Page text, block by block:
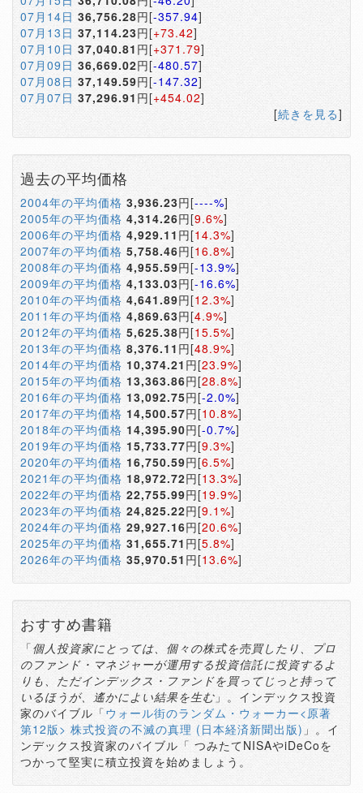
07月14日 36,756.28円[-357.94]
07月13日 37,114.23円[+73.42]
07月10日 37,040.81 円[+371.79]
07月09日 36,669.02円[-480.57]
07月08日 37,149.59円[-147.32]
07月07日 37,296.91円[+454.02]
[続きを見る]
過去の平均価格
2004年の平均価格 3,936.23円[----%]
2005年の平均価格 4,314.26円[9.6%]
2006年の平均価格 4,929.11 円[14.3%]
2007年の平均価格 5,758.46円[16.8%]
2008年の平均価格 4,955.59円[-13.9%]
2009年の平均価格 4,133.03円[-16.6%]
2010年の平均価格 4,641.89円[12.3%]
2011年の平均価格 4,869.63円[4.9%]
2012年の平均価格 5,625.38円[15.5%]
2013年の平均価格 8,376.11 円[48.9%]
2014年の平均価格 10,374.21 円[23.9%]
2015年の平均価格 13,363.86円[28.8%]
2016年の平均価格 13,092.75円[-2.0%]
2017年の平均価格 14,500.57円[10.8%]
2018年の平均価格 14,395.90円[-0.7%]
2019年の平均価格 15,733.77円[9.3%]
2020年の平均価格 16,750.59円[6.5%]
2021年の平均価格 18,972.72円[13.3%]
2022年の平均価格 22,755.99円[19.9%]
2023年の平均価格 24,825.22円[9.1%]
2024年の平均価格 29,927.16円[20.6%]
2025年の平均価格 31,655.71円[5.8%]
2026年の平均価格 35,970.51 円[13.6%]
おすすめ書籍
「個人投資家にとっては、個々の株式を売買したり、プロ
のファンド・マネジャーが運用する投資信託に投資するよ
りも、ただインデックス・ファンドを買ってじっと持って
いるほうが、遙かによい結果を生む」。インデックス投資
家のバイブル「ウォール街のランダム・ウォーカー<原著
第12版> 株式投資の不滅の真理 (日本経済新聞出版) 」。イ
ンデックス投資家のバイブル「 つみたてNISAやiDeCoを
つかって堅実に積立投資を始めましょう。